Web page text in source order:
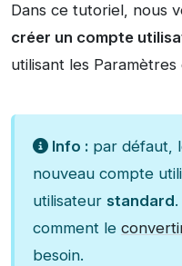
Dans ce tutoriel, nous
créer un compte
utilisant les
Info : par défaut,
nouveau compte
utilisateur standard
comment le
besoin.